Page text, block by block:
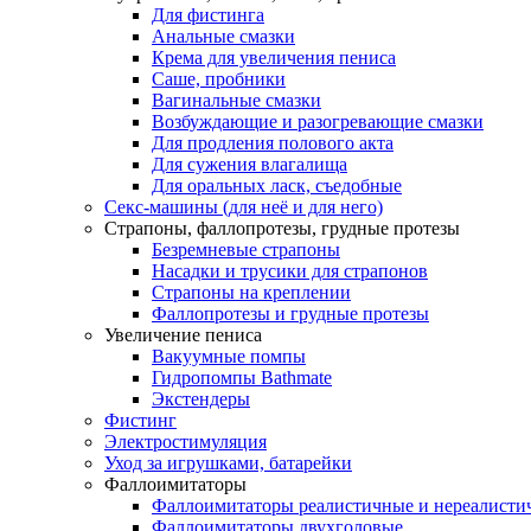
Для фистинга
Анальные смазки
Крема для увеличения пениса
Саше, пробники
Вагинальные смазки
Возбуждающие и разогревающие смазки
Для продления полового акта
Для сужения влагалища
Для оральных ласк, съедобные
Секс-машины (для неё и для него)
Страпоны, фаллопротезы, грудные протезы
Безремневые страпоны
Насадки и трусики для страпонов
Страпоны на креплении
Фаллопротезы и грудные протезы
Увеличение пениса
Вакуумные помпы
Гидропомпы Bathmate
Экстендеры
Фистинг
Электростимуляция
Уход за игрушками, батарейки
Фаллоимитаторы
Фаллоимитаторы реалистичные и
Фаллоимитаторы двухголовые